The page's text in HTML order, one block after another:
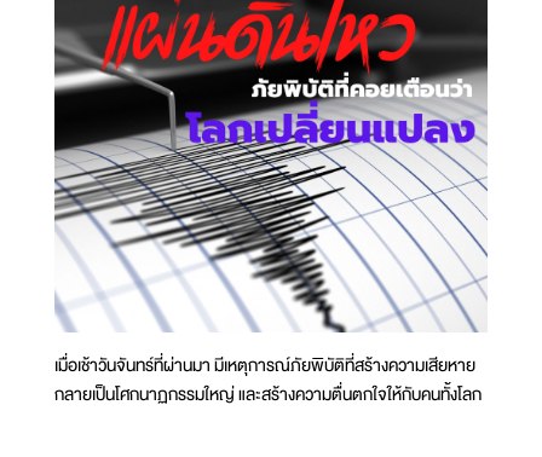
เมื่อเช้าวันจันทร์ที่ผ่านมา มีเหตุการณ์ภัยพิบัติที่สร้างความเสียหาย
กลายเป็นโศกนาฏกรรมใหญ่ และสร้างความตื่นตกใจให้กับคนทั้งโลก